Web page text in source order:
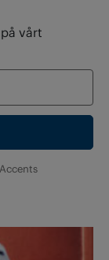
vårt